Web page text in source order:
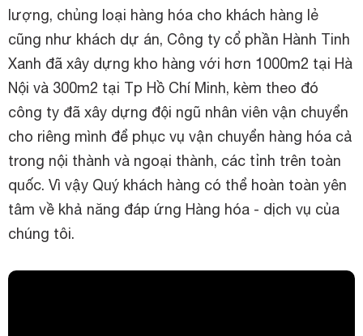
lượng, chủng loại hàng hóa cho khách hàng lẻ
cũng như khách dự án, Công ty cổ phần Hành Tinh
Xanh đã xây dựng kho hàng với hơn 1000m2 tại Hà
Nội và 300m2 tại Tp Hồ Chí Minh, kèm theo đó
công ty đã xây dựng đội ngũ nhân viên vận chuyển
cho riêng mình để phục vụ vận chuyển hàng hóa cả
trong nội thành và ngoại thành, các tỉnh trên toàn
quốc. Vì vậy Quý khách hàng có thể hoàn toàn yên
tâm về khả năng đáp ứng Hàng hóa - dịch vụ của
chúng tôi.